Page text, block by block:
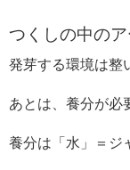
つくしの中の
発芽する環境は整
あとは、養分が必
養分は「水」＝ジ